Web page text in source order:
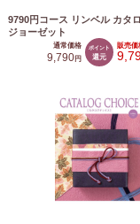
9790円コース リンベル カタ
ジョーゼット
通常価格
9,790円
販売価
ポイント
還元